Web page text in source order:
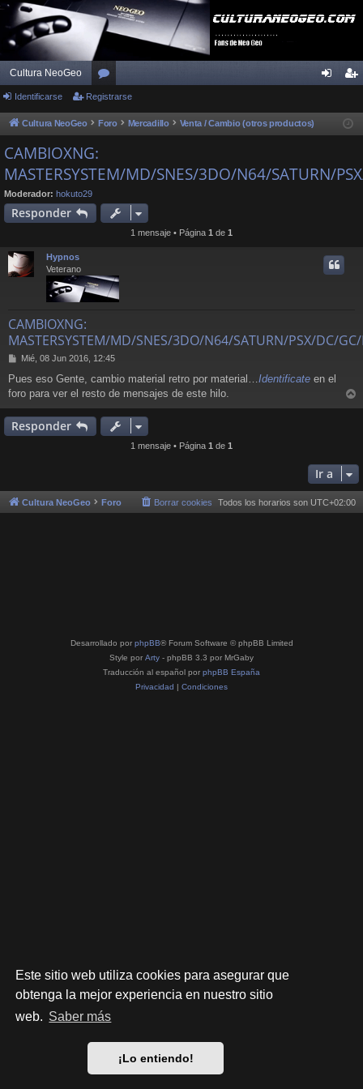
Este sitio web utiliza cookies para asegurar que
obtenga la mejor experiencia en nuestro sitio
web. Saber más
¡Lo entiendo!
Cultura NeoGeo
or
os
ar
ist
rs
Identificarse Registrarse
Cultura NeoGeo Foro Mercadillo Venta / Cambio (otros productos)
CAMBIOXNG:
MASTERSYSTEM/MD/SNES/3DO/N64/SATURN/
Moderador: hokuto29
Responder
1 mensaje • Página 1 de 1
Hypnos
Veterano
CAMBIOXNG:
MASTERSYSTEM/MD/SNES/3DO/N64/SATURN/PSX/DC/
M
n
s
j
e
Mié, 08 Jun 2016, 12:45
Pues eso Gente, cambio material retro por material… Identificate en el
foro para ver el resto de mensajes de este hilo.
r
Responder
1 mensaje • Página 1 de 1
Ir a
Cultura NeoGeo Foro Todos los horarios son UTC+02:00
Borrar cookies
Desarrollado por phpBB® Forum Software © phpBB Limited
Style por Arty - phpBB 3.3 por MrGaby
Traducción al español por phpBB España
Privacidad | Condiciones